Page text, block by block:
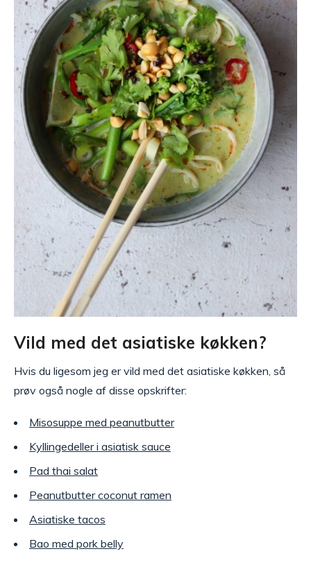
Vild med det asiatiske køkken?
Hvis du ligesom jeg er vild med det asiatiske køkken, så
prøv også nogle af disse opskrifter:
Misosuppe med peanutbutter
Kyllingedeller i asiatisk sauce
Pad thai salat
Peanutbutter coconut ramen
Asiatiske tacos
Bao med pork belly